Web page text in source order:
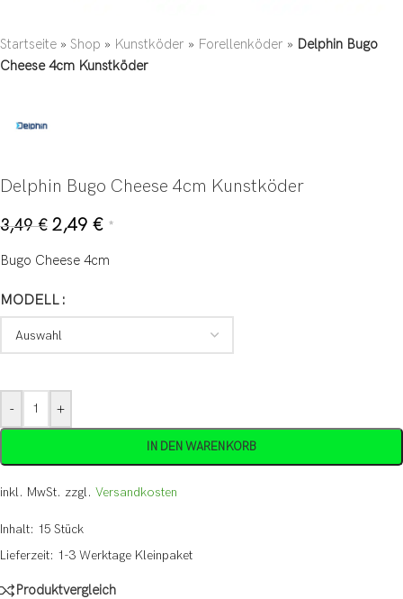
Startseite » Shop » Kunstköder » Forellenköder » Delphin Bugo
Cheese 4cm Kunstköder
Delphin Bugo Cheese 4cm Kunstköder
3,49€ 2,49 € *
Bugo Cheese 4cm
MODELL
- +
IN DEN WARENKORB
inkl. MwSt. zzgl. Versandkosten
Inhalt: 15 Stück
Lieferzeit: 1-3 Werktage Kleinpaket
Produktvergleich